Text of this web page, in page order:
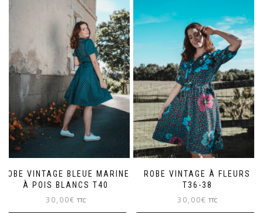
ROBE VINTAGE BLEUE MARINE
À POIS BLANCS T40
30,00€ TTC
ROBE VINTAGE À FLEURS
T36-38
30,00€ TTC